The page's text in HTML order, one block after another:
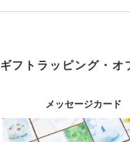
ギフトラッピング・オ
メッセージカード